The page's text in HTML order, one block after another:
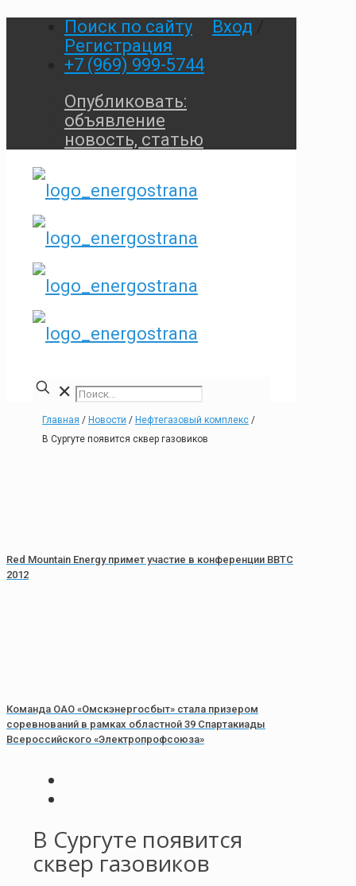
Поиск по сайту Вход
Регистрация
+7 (969) 999-5744
Опубликовать:
объявление
новость, статью
✕
Главная / Новости / Нефтегазовый комплекс /
В Сургуте появится сквер газовиков
Red Mountain Energy примет участие в конференции BBTC
2012
Команда ОАО «Омскэнергосбыт» стала призером
соревнований в рамках областной 39 Спартакиады
Всероссийского «Электропрофсоюза»
В Сургуте появится
сквер газовиков